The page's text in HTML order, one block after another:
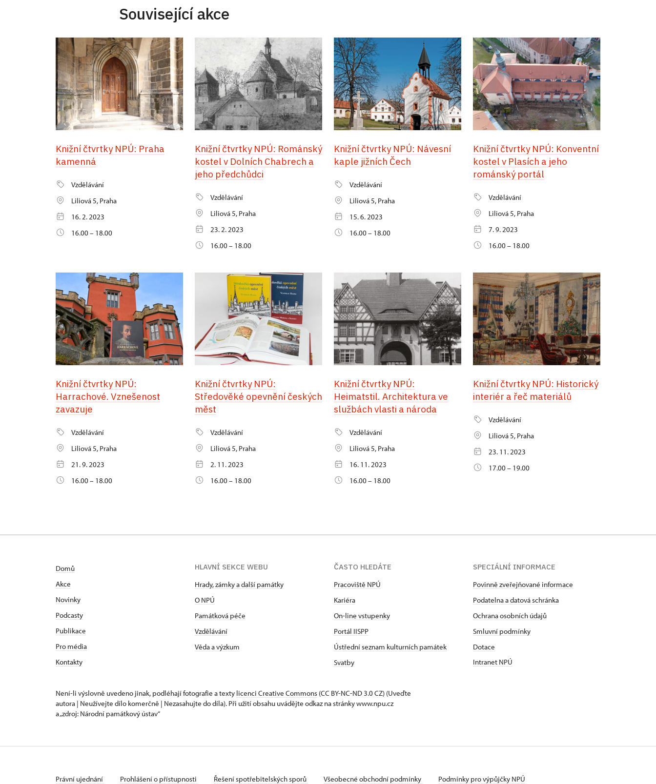
Související akce
Knižní čtvrtky NPÚ: Praha
kamenná
Vzdělávání
Liliová 5, Praha
16. 2. 2023
16.00 – 18.00
Knižní čtvrtky NPÚ: Románský
kostel v Dolních Chabrech a
jeho předchůdci
Vzdělávání
Liliová 5, Praha
23. 2. 2023
16.00 – 18.00
Knižní čtvrtky NPÚ: Návesní
kaple jižních Čech
Vzdělávání
Liliová 5, Praha
15. 6. 2023
16.00 – 18.00
Knižní čtvrtky NPÚ: Konventní
kostel v Plasích a jeho
románský portál
Vzdělávání
Liliová 5, Praha
7. 9. 2023
16.00 – 18.00
Knižní čtvrtky NPÚ:
Harrachové. Vznešenost
zavazuje
Vzdělávání
Liliová 5, Praha
21. 9. 2023
16.00 – 18.00
Knižní čtvrtky NPÚ:
Středověké opevnění českých
měst
Vzdělávání
Liliová 5, Praha
2. 11. 2023
16.00 – 18.00
Knižní čtvrtky NPÚ:
Heimatstil. Architektura ve
službách vlasti a národa
Vzdělávání
Liliová 5, Praha
16. 11. 2023
16.00 – 18.00
Knižní čtvrtky NPÚ: Historický
interiér a řeč materiálů
Vzdělávání
Liliová 5, Praha
23. 11. 2023
17.00 – 19.00
Domů
Akce
Novinky
Podcasty
Publikace
Pro média
Kontakty
HLAVNÍ SEKCE WEBU
Hrady, zámky a další památky
O NPÚ
Památková péče
Vzdělávání
Věda a výzkum
ČASTO HLEDÁTE
Pracoviště NPÚ
Kariéra
On-line vstupenky
Portál IISPP
Ústřední seznam kulturních památek
Svatby
SPECIÁLNÍ INFORMACE
Povinně zveřejňované informace
Podatelna a datová schránka
Ochrana osobních údajů
Smluvní podmínky
Dotace
Intranet NPÚ
Není-li výslovně uvedeno jinak, podléhají fotografie a texty licenci Creative Commons (CC BY-NC-ND 3.0 CZ) (Uveďte
autora | Neužívejte dílo komerčně | Nezasahujte do díla). Při užití obsahu uvádějte odkaz na stránky www.npu.cz
a „zdroj: Národní památkový ústav“
Právní ujednání Prohlášení o přístupnosti Řešení spotřebitelských sporů Všeobecné obchodní podmínky Podmínky pro výpůjčky NPÚ